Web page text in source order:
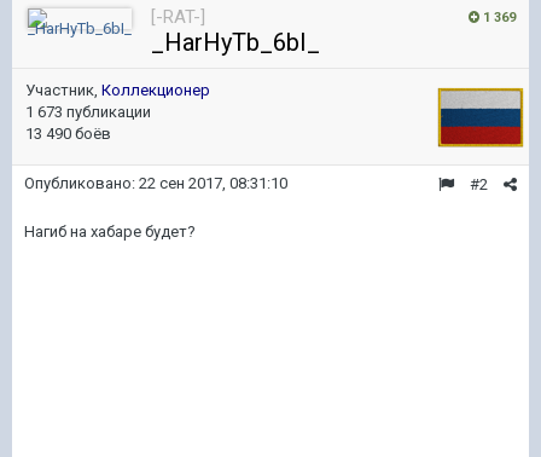
1 369
[-RAT-]
_HarHyTb_6bI_
Участник, Коллекционер
1 673 публикации
13 490 боёв
#2
Опубликовано: 22 сен 2017, 08:31:10
Нагиб на хабаре будет?